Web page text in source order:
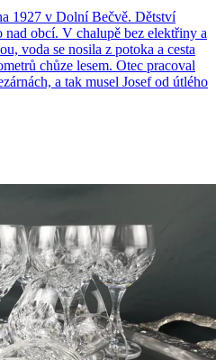
1927 v Dolní Bečvě. Dětství
obcí. V chalupě bez elektřiny a
voda se nosila z potoka a cesta
chůze lesem. Otec pracoval
a tak musel Josef od útlého